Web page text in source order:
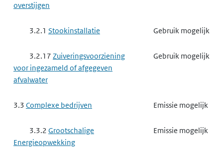
overstijgen
3.2.1 Stookinstallatie Gebruik mogelijk
3.2.17 Zuiveringsvoorziening
voor ingezameld of afgegeven
afvalwater
Gebruik mogelijk
3.3 Complexe bedrijven Emissie mogelijk
3.3.2 Grootschalige
Energieopwekking
Emissie mogelijk